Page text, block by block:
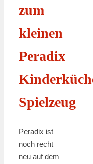
zum
kleinen
Peradix
Spielzeug
Peradix ist
noch recht
neu auf dem